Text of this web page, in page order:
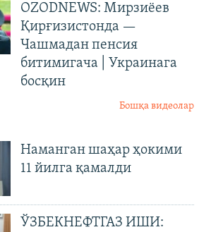
OZODNEWS: Мирзиёев
Қирғизистонда —
Чашмадан пенсия
битимигача | Украинага
босқин
Бошқа видеолар
Наманган шаҳар ҳокими
11 йилга қамалди
ЎЗБЕКНЕФТГАЗ ИШИ: